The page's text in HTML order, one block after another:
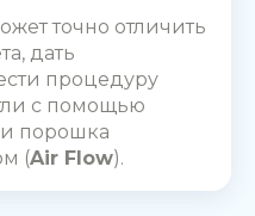
точно отличить
дать
процедуру
с помощью
порошка
(Air Flow).